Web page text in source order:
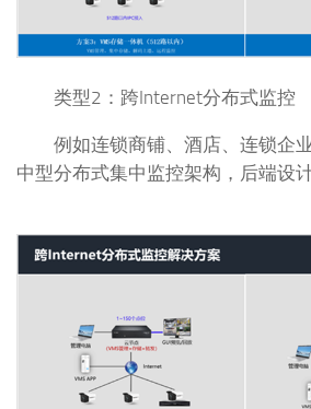
类型2：跨Internet分布式监控
例如连锁商铺、酒店、连锁企
中型分布式集中监控架构，后端设